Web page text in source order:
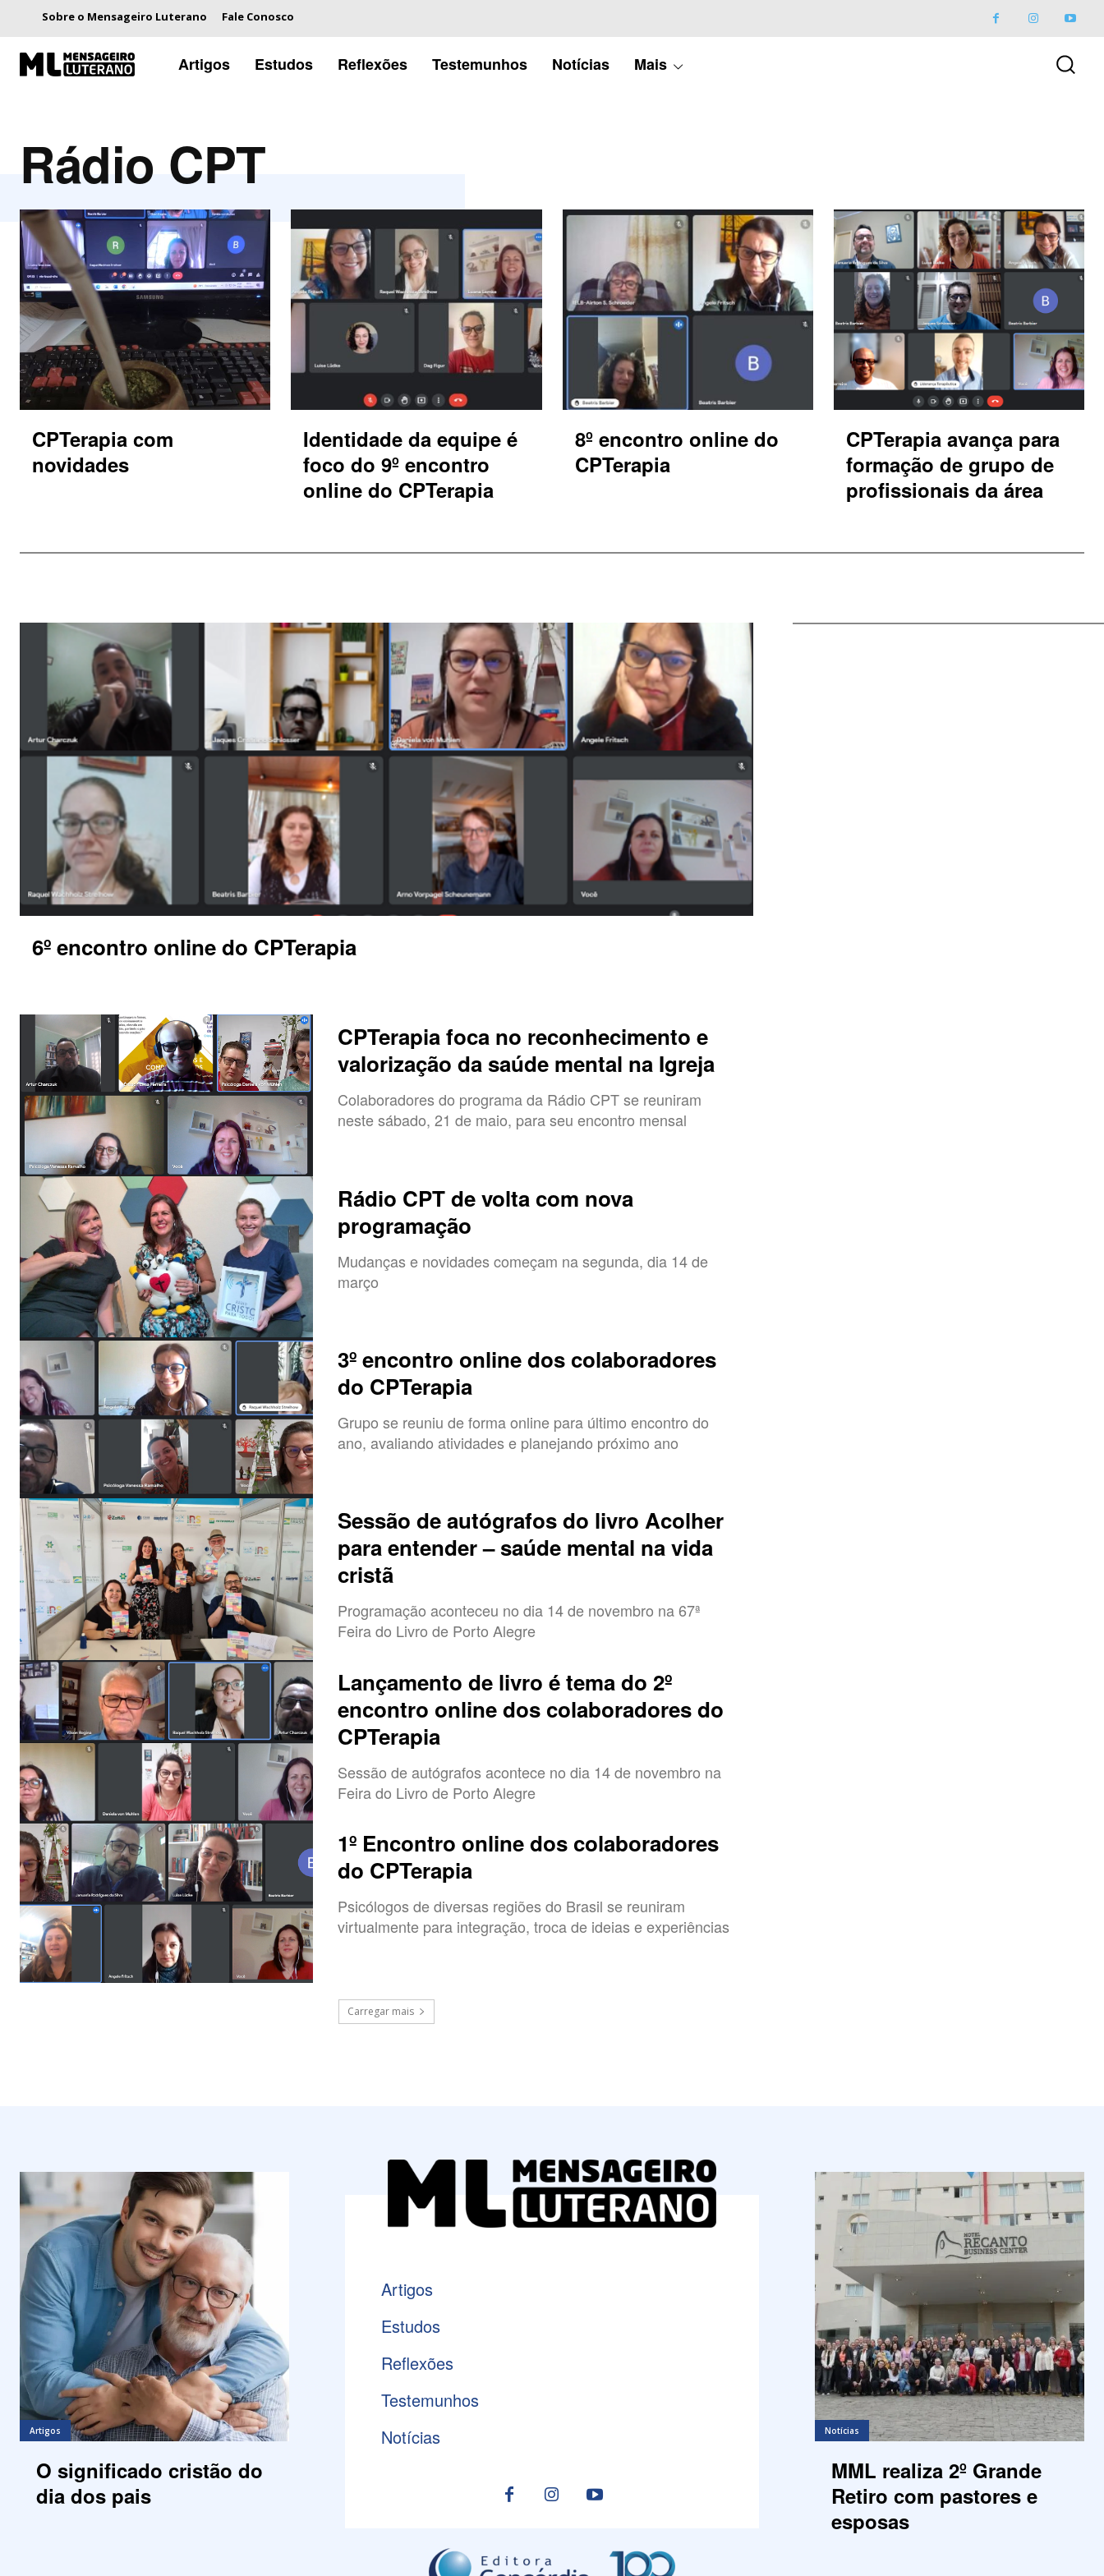
Sobre o Mensageiro Luterano Fale Conosco
Artigos Estudos Reflexões Testemunhos Notícias Mais
Rádio CPT
CPTerapia com
novidades
Identidade da equipe é
foco do 9º encontro
online do CPTerapia
8º encontro online do
CPTerapia
CPTerapia avança para
formação de grupo de
profissionais da área
6º encontro online do CPTerapia
CPTerapia foca no reconhecimento e
valorização da saúde mental na Igreja
Colaboradores do programa da Rádio CPT se reuniram
neste sábado, 21 de maio, para seu encontro mensal
Rádio CPT de volta com nova
programação
Mudanças e novidades começam na segunda, dia 14 de
março
3º encontro online dos colaboradores
do CPTerapia
Grupo se reuniu de forma online para último encontro do
ano, avaliando atividades e planejando próximo ano
Sessão de autógrafos do livro Acolher
para entender – saúde mental na vida
cristã
Programação aconteceu no dia 14 de novembro na 67ª
Feira do Livro de Porto Alegre
Lançamento de livro é tema do 2º
encontro online dos colaboradores do
CPTerapia
Sessão de autógrafos acontece no dia 14 de novembro na
Feira do Livro de Porto Alegre
1º Encontro online dos colaboradores
do CPTerapia
Psicólogos de diversas regiões do Brasil se reuniram
virtualmente para integração, troca de ideias e experiências
Carregar mais
Artigos
O significado cristão do
dia dos pais
Artigos
Estudos
Reflexões
Testemunhos
Notícias
Notícias
MML realiza 2º Grande
Retiro com pastores e
esposas